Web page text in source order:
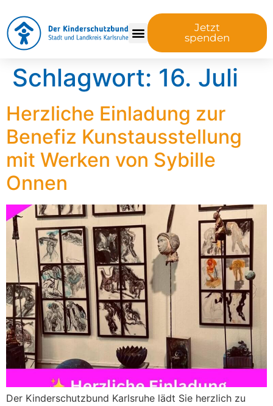
Jetzt
spenden
Schlagwort: 16. Juli
Herzliche Einladung zur
Benefiz Kunstausstellung
mit Werken von Sybille
Onnen
Der Kinderschutzbund Karlsruhe lädt Sie herzlich zu